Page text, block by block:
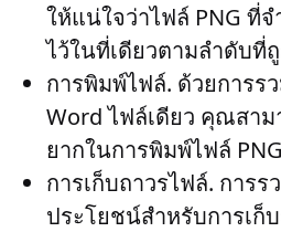
ให้แน่ใจว่าไฟล์ PNG ที่
ไว้ในที่เดียวตามลำดับที่
การพิมพ์ไฟล์. ด้วยการร
Word ไฟล์เดียว คุณสาม
ยากในการพิมพ์ไฟล์
การเก็บถาวรไฟล์. การร
ประโยชน์สำหรับการเก็